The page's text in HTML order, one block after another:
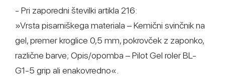
- Pri zaporedni številki artikla 216:
»Vrsta pisarniškega materiala – Kemični svinčnik na
gel, premer kroglice 0,5 mm, pokrovček z zaponko,
različne barve; Opis/opomba – Pilot Gel roler BL-
G1-5 grip ali enakovredno«.